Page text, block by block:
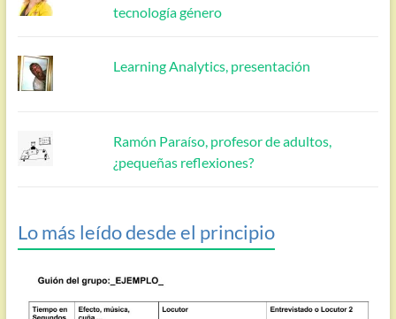
tecnología género
Learning Analytics, presentación
Ramón Paraíso, profesor de adultos,
¿pequeñas reflexiones?
Lo más leído desde el principio